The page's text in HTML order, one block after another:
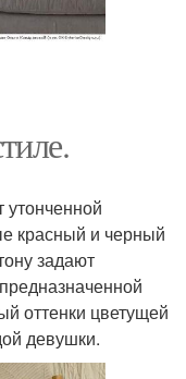
утонченной
красный и черный
задают
оттенки цветущей
девушки.